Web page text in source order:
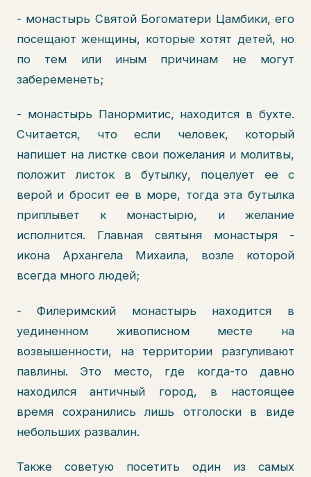
- монастырь Святой Богоматери Цамбики, его
посещают женщины, которые хотят детей, но
по тем или иным причинам не могут
забеременеть;
- монастырь Панормитис, находится в бухте.
Считается, что если человек, который
напишет на листке свои пожелания и молитвы,
положит листок в бутылку, поцелует ее с
верой и бросит ее в море, тогда эта бутылка
приплывет к монастырю, и желание
исполнится. Главная святыня монастыря -
икона Архангела Михаила, возле которой
всегда много людей;
- Филеримский монастырь находится в
уединенном живописном месте на
возвышенности, на территории разгуливают
павлины. Это место, где когда-то давно
находился античный город, в настоящее
время сохранились лишь отголоски в виде
небольших развалин.
Также советую посетить один из самых